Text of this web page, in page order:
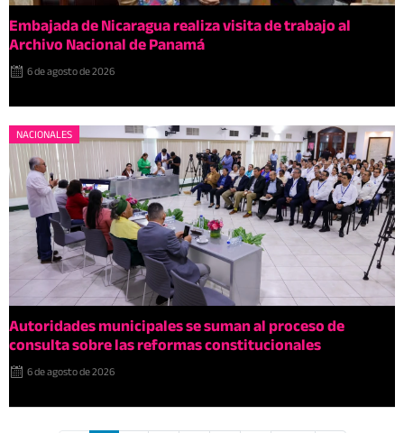
Embajada de Nicaragua realiza visita de trabajo al
Archivo Nacional de Panamá
6 de agosto de 2026
NACIONALES
Autoridades municipales se suman al proceso de
consulta sobre las reformas constitucionales
6 de agosto de 2026